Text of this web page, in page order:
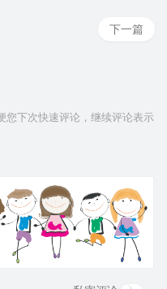
下一篇
您下次快速评论，继续评论表示